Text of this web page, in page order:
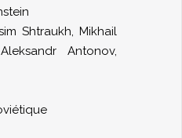
Shtraukh,Mikhail
Aleksandr Antonov,